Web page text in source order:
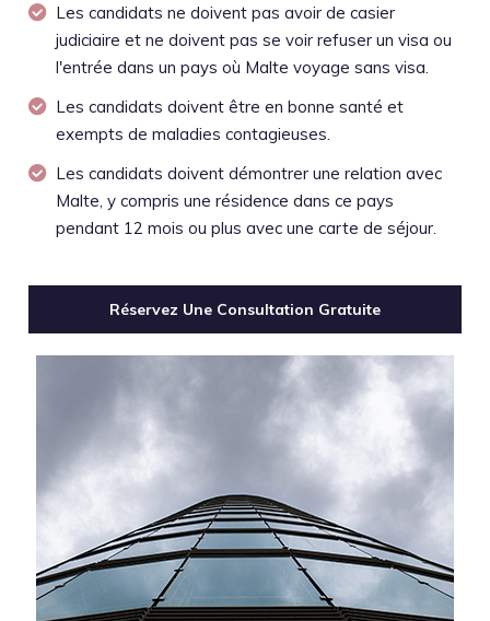
Les candidats ne doivent pas avoir de casier
judiciaire et ne doivent pas se voir refuser un visa ou
l'entrée dans un pays où Malte voyage sans visa.
Les candidats doivent être en bonne santé et
exempts de maladies contagieuses.
Les candidats doivent démontrer une relation avec
Malte, y compris une résidence dans ce pays
pendant 12 mois ou plus avec une carte de séjour.
Réservez Une Consultation Gratuite